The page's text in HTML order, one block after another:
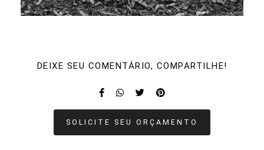
DEIXE SEU COMENTÁRIO, COMPARTILHE!
SOLICITE SEU ORÇAMENTO